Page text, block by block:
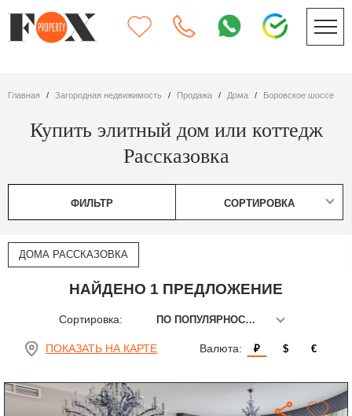
Главная Загородная недвижимость Продажа дома Боровское шоссе
Купить элитный дом или коттедж
Рассказовка
ФИЛЬТР СОРТИРОВКА
ДОМА РАССКАЗОВКА
НАЙДЕНО 1 ПРЕДЛОЖЕНИЕ
Сортировка: ПО ПОПУЛЯРНОСТИ
ПОКАЗАТЬ НА КАРТЕ Валюта: ₽ $ €